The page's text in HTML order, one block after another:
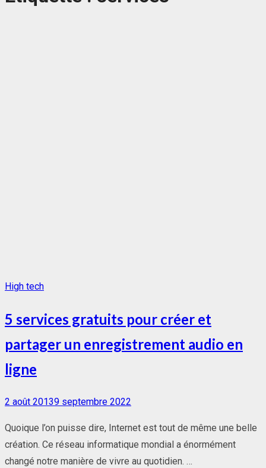
High tech
5 services gratuits pour créer et
partager un enregistrement audio en
ligne
Posted
2 août 20139 septembre 2022
Quoique l’on puisse dire, Internet est tout de même une belle
création. Ce réseau informatique mondial a énormément
changé notre manière de vivre au quotidien. …